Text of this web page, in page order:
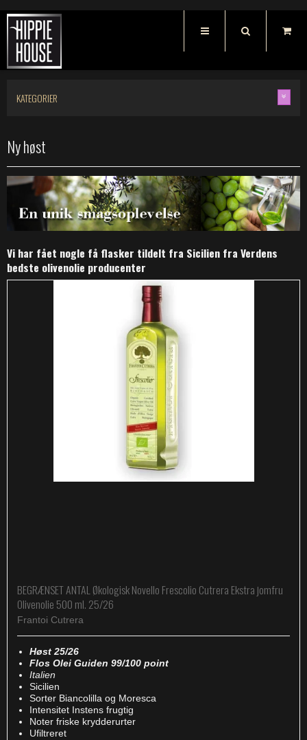
KATEGORIER
Ny høst
Vi har fået nogle få flasker tildelt fra Sicilien fra Verdens
bedste olivenolie producenter
BEGRÆNSET ANTAL Økologisk Novello Frescolio Cutrera Ekstra jomfru
Olivenolie 500 ml. 25/26
Frantoi Cutrera
Høst 25/26
Flos Olei Guiden 99/100 point
Italien
Sicilien
Sorter Biancolilla og Moresca
Intensitet Instens frugtig
Noter friske krydderurter
Ufiltreret